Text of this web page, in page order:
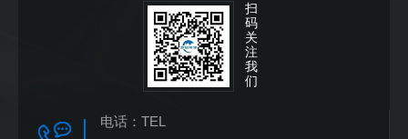
电子、生化制品、食品卫生、
精细化工、精密机械和航空航
天等生产和科研部门，是暖通
空调企业及其监督管理部门贯
扫
码
关
注
我
们
电话： TEL